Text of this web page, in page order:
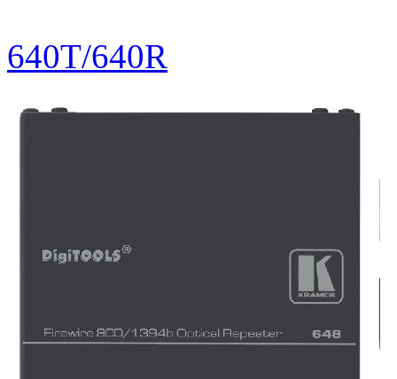
640T/640R